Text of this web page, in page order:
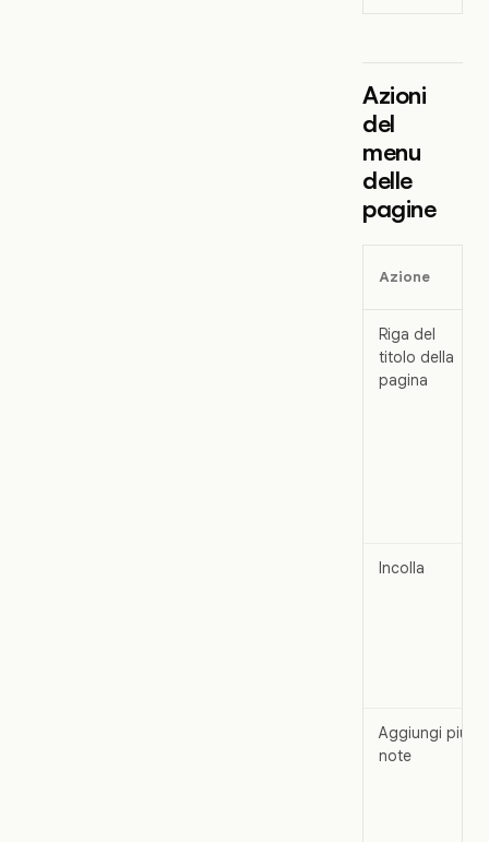
Azioni
del
menu
delle
pagine
Azione
Riga del
titolo della
pagina
Incolla
Aggiungi più
note